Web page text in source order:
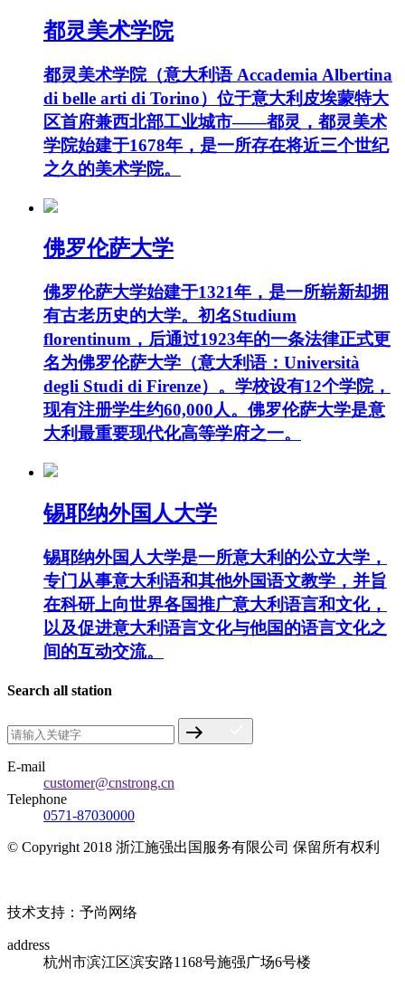
都灵美术学院
都灵美术学院（意大利语 Accademia Albertina
di belle arti di Torino）位于意大利皮埃蒙特大
区首府兼西北部工业城市——都灵，都灵美术
学院始建于1678年，是一所存在将近三个世纪
之久的美术学院。
佛罗伦萨大学
佛罗伦萨大学始建于1321年，是一所崭新却拥
有古老历史的大学。初名Studium
florentinum，后通过1923年的一条法律正式更
名为佛罗伦萨大学（意大利语：Università
degli Studi di Firenze）。学校设有12个学院，
现有注册学生约60,000人。佛罗伦萨大学是意
大利最重要现代化高等学府之一。
锡耶纳外国人大学
锡耶纳外国人大学是一所意大利的公立大学，
专门从事意大利语和其他外国语文教学，并旨
在科研上向世界各国推广意大利语言和文化，
以及促进意大利语言文化与他国的语言文化之
间的互动交流。
Search all station
E-mail
customer@cnstrong.cn
Telephone
0571-87030000
© Copyright 2018 浙江施强出国服务有限公司 保留所有权利
技术支持：予尚网络
address
杭州市滨江区滨安路1168号施强广场6号楼